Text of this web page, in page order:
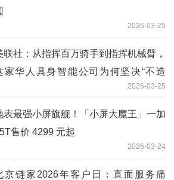
2026-03-25
联社：从指挥百万骑手到指挥机械臂，
家华人具身智能公司为何坚决“不造
2026-03-25
表最强小屏旗舰！「小屏大魔王」一加
售价 4299 元起
2026-03-24
京链家2026年客户日：直面服务痛